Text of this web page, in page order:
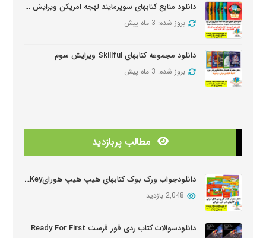
دانلود منابع کتابهای سوپرمایند لهجه امریکن ویرایش دومSuper Minds American Second Edition
بروز شده: 3 ماه پیش
دانلود مجموعه کتابهای Skillful ویرایش سوم
بروز شده: 3 ماه پیش
دانلودمنابع کتابهای Look And See
دانلود دوره آموزشی Wider World ویرایش دوم
مطالب پربازدید
دانلودجواب ورک بوک کتابهای هیپ هیپ هورایHip Hip Hooray Workbook Key
2,048 بازدید
دانلودسوالات کتاب ردی فور فرست Ready For First